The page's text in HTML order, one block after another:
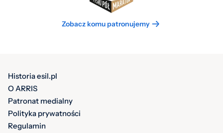
Zobacz komu patronujemy
Historia esil.pl
O ARRIS
Patronat medialny
Polityka prywatności
Regulamin